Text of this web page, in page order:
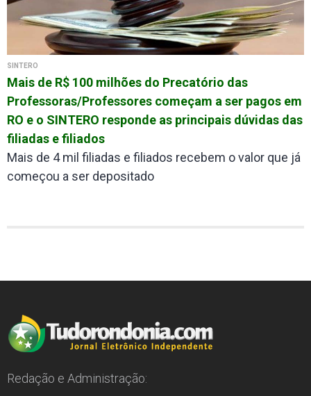
SINTERO
Mais de R$ 100 milhões do Precatório das
Professoras/Professores começam a ser pagos em
RO e o SINTERO responde as principais dúvidas das
filiadas e filiados
Mais de 4 mil filiadas e filiados recebem o valor que já
começou a ser depositado
Redação e Administração: